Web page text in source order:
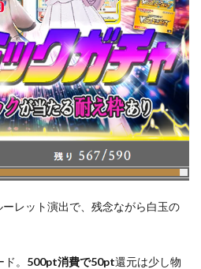
レット演出で、残念ながら白玉の
。 500pt消費で50pt還元は少し物